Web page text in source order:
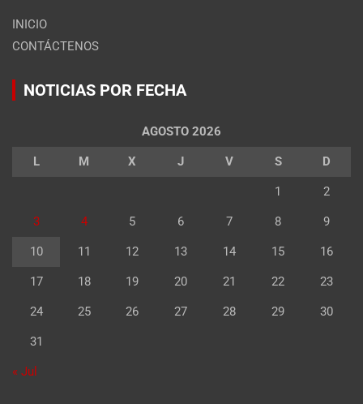
INICIO
CONTÁCTENOS
NOTICIAS POR FECHA
AGOSTO 2026
L M X J V S D
1 2
3 4 5 6 7 8 9
10 11 12 13 14 15 16
17 18 19 20 21 22 23
24 25 26 27 28 29 30
31
« Jul